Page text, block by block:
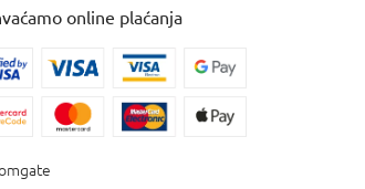
online plaćanja